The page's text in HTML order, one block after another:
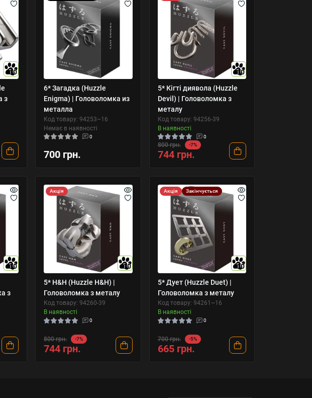
10
з
6* Загадка (Huzzle
Enigma) | Головоломка из
металла
Код товару: 94253~16
Немає в наявності
0
700 грн.
10
5* Кігті диявола (Huzzle
Devil) | Головоломка з
металу
Код товару: 94256-39
В наявності
0
800 грн. -7%
744 грн.
10
з
Акція
10
5* H&H (Huzzle H&H) |
Головоломка з металу
Код товару: 94260-39
В наявності
0
800 грн. -7%
744 грн.
Акція Закінчується
10
5* Дует (Huzzle Duet) |
Головоломка з металу
Код товару: 94261~16
В наявності
0
700 грн. -5%
665 грн.